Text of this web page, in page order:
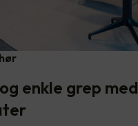
enkle grep med